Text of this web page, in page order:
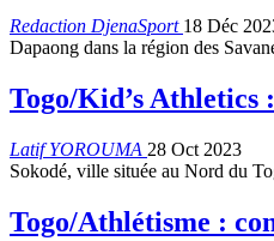
Redaction DjenaSport 18 Déc
Dapaong dans la région des
Togo/Kid’s Athletics
Latif YOROUMA 28 Oct 2023
Sokodé, ville située au Nord du
Togo/Athlétisme :